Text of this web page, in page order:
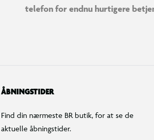
telefon for endnu hurtigere
ÅBNINGSTIDER
Find din nærmeste BR butik, for at se de
aktuelle åbningstider.